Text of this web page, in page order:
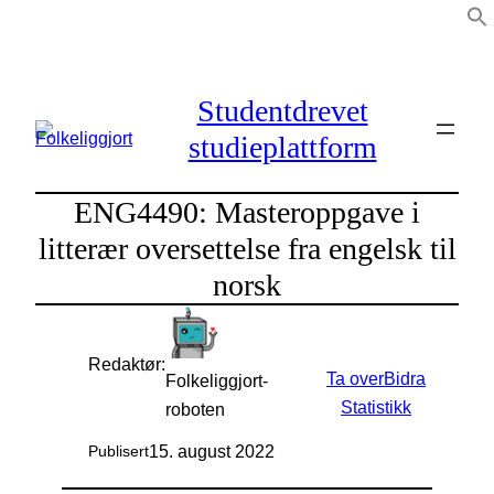
Studentdrevet
studieplattform
ENG4490: Masteroppgave i
litterær oversettelse fra engelsk til
norsk
Redaktør:
Folkeliggjort-
roboten
Publisert15. august 2022
Ta overBidra
Statistikk